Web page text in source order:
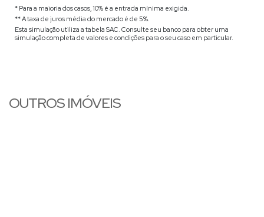
* Para a maioria dos casos, 10% é a entrada mínima exigida.
** A taxa de juros média do mercado é de 5%.
Esta simulação utiliza a tabela SAC. Consulte seu banco para obter uma
simulação completa de valores e condições para o seu caso em particular.
OUTROS IMÓVEIS